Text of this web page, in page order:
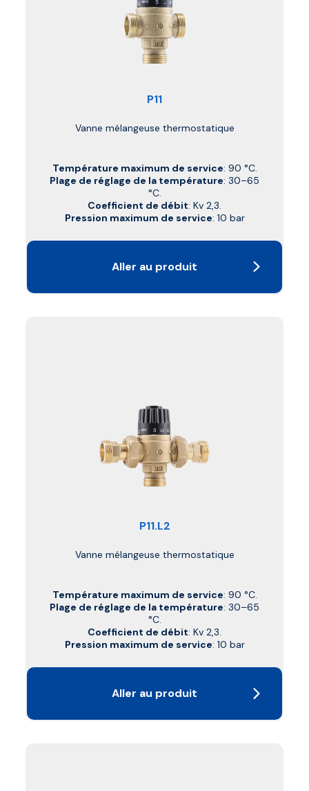
P11
Vanne mélangeuse thermostatique
Température maximum de service: 90 °C.
Plage de réglage de la température: 30–65
°C.
Coefficient de débit: Kv 2,3.
Pression maximum de service: 10 bar
Aller au produit
P11.L2
Vanne mélangeuse thermostatique
Température maximum de service: 90 °C.
Plage de réglage de la température: 30–65
°C.
Coefficient de débit: Kv 2,3.
Pression maximum de service: 10 bar
Aller au produit